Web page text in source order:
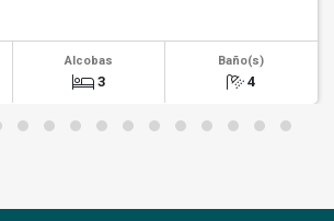
Alcobas
3
Baño(s)
4